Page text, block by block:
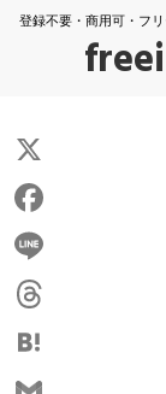
登録不要・商用可・フ
X
Facebook
Line
Threads
Hatena